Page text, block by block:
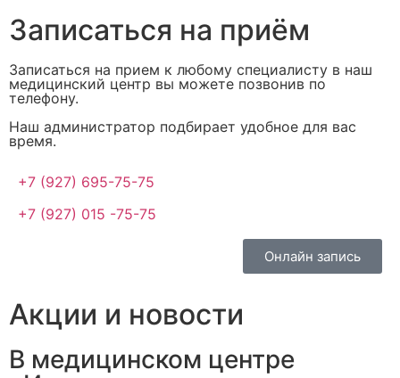
Записаться на приём
Записаться на прием к любому специалисту в наш
медицинский центр вы можете позвонив по
телефону.
Наш администратор подбирает удобное для вас
время.
+7 (927) 695-75-75
+7 (927) 015 -75-75
Онлайн запись
Акции и новости
В медицинском центре